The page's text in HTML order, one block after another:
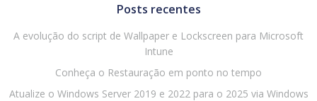
Posts recentes
A evolução do script de Wallpaper e Lockscreen para Microsoft
Intune
Conheça o Restauração em ponto no tempo
Atualize o Windows Server 2019 e 2022 para o 2025 via Windows